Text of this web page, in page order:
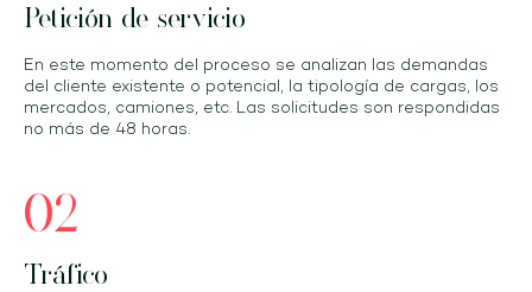
Petición de servicio
En este momento del proceso se analizan las demandas
del cliente existente o potencial, la tipología de cargas, los
mercados, camiones, etc. Las solicitudes son respondidas
no más de 48 horas.
02
Tráfico